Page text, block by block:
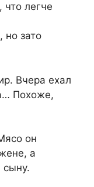
что легче
но зато
Вчера ехал
Похоже,
он
а
сыну.